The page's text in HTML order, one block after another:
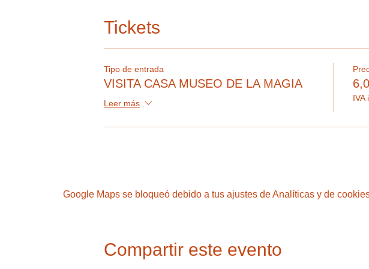
Tickets
Tipo de entrada
VISITA CASA MUSEO DE LA MAGIA
Leer más
IVA
Google Maps se bloqueó debido a tus ajustes de Analíticas y de
Compartir este evento